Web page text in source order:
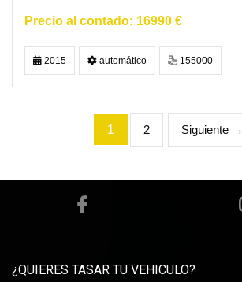
16990 €
2015 automático 155000
1 2 Siguiente →
¿QUIERES TASAR TU VEHICULO?